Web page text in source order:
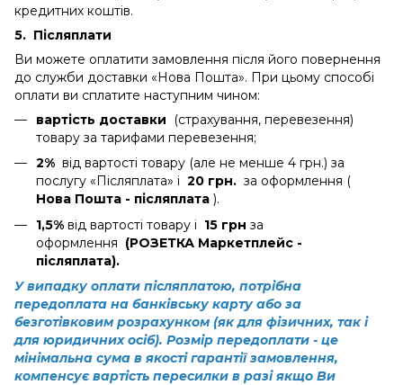
кредитних коштів.
5. Післяплати
Ви можете оплатити замовлення після його повернення
до служби доставки «Нова Пошта». При цьому способі
оплати ви сплатите наступним чином:
вартість доставки (страхування, перевезення)
товару за тарифами перевезення;
2% від вартості товару (але не менше 4 грн.) за
послугу «Післяплата» і 20 грн. за оформлення (
Нова Пошта - післяплата ).
1,5% від вартості товару і 15 грн за
оформлення (РОЗЕТКА Маркетплейс -
післяплата).
У випадку оплати післяплатою, потрібна
передоплата на банківську карту або за
безготівковим розрахунком (як для фізичних, так і
для юридичних осіб). Розмір передоплати - це
мінімальна сума в якості гарантії замовлення,
компенсує вартість пересилки в разі якщо Ви